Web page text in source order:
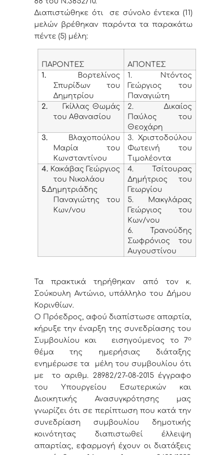
Διαπιστώθηκε ότι σε σύνολο έντεκα (11)
μελών βρέθηκαν παρόντα τα παρακάτω
πέντε (5) μέλη:
ΠΑΡΟΝΤΕΣ
ΑΠΟΝΤΕΣ
1.
Βορτελίνος
Σπυρίδων του
Δημητρίου
1. Ντόντος
Γεώργιος του
Παναγιώτη
2.
Γκίλλας Θωμάς
του Αθανασίου
2. Δικαίος
Παύλος του
Θεοχάρη
3.
Βλαχοπούλου
Μαρία του
Κωνσταντίνου
3. Χριστοδούλου
Φωτεινή του
Τιμολέοντα
4. Κακάβας Γεώργιος
του Νικολάου
5.Δημητριάδης
Παναγιώτης του
Κων/νου
4. Τσίτουρας
Δημήτριος του
Γεωργίου
5. Μακγλάρας
Γεώργιος του
Κων/νου
6. Τρανούδης
Σωφρόνιος του
Αυγουστίνου
Τα πρακτικά τηρήθηκαν από τον κ.
Σούκουλη Αντώνιο, υπάλληλο του Δήμου
Κορινθίων.
Ο Πρόεδρος, αφού διαπίστωσε απαρτία,
κήρυξε την έναρξη της συνεδρίασης του
Συμβουλίου και εισηγούμενος το 7ο
θέμα της ημερήσιας διάταξης
ενημέρωσε τα μέλη του συμβουλίου ότι
με το αριθμ. 28982/27-08-2015 έγγραφο
του Υπουργείου Εσωτερικών και
Διοικητικής Ανασυγκρότησης μας
γνωρίζει ότι σε περίπτωση που κατά την
συνεδρίαση συμβουλίου δημοτικής
κοινότητας διαπιστωθεί έλλειψη
απαρτίας, εφαρμογή έχουν οι διατάξεις